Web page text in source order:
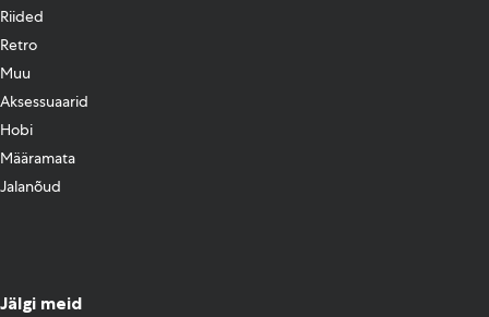
Riided
Retro
Muu
Aksessuaarid
Hobi
Määramata
Jalanõud
Jälgi meid